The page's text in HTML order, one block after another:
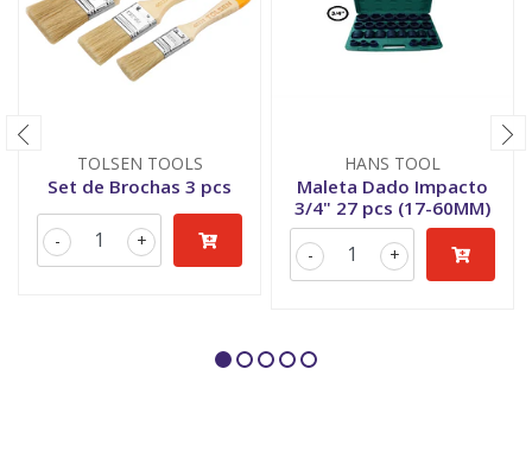
TOLSEN TOOLS
Set de Brochas 3 pcs
+
-
HANS TOOL
Maleta Dado Impacto
3/4" 27 pcs (17-60MM)
+
-